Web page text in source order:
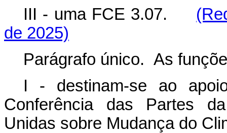
III - uma FCE 3.07.
de 2025)
Parágrafo único. As
I - destinam-se ao
Conferência das Partes
Unidas sobre Mudança do